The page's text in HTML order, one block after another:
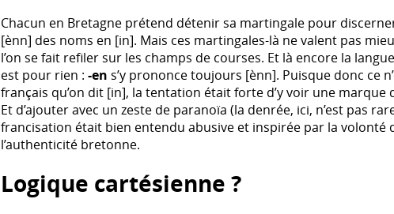
Chacun en Bretagne prétend détenir sa martingale pour
[ènn] des noms en [in]. Mais ces martingales-là ne valent pas
l’on se fait refiler sur les champs de courses. Et là encore la
est pour rien : -ens’y prononce toujours [ènn]. Puisque donc ce
français qu’on dit [in], la tentation était forte d’y voir une marque
Et d’ajouter avec un zeste de paranoïa (la denrée, ici, n’est pas
francisation était bien entendu abusive et inspirée par la volonté
l’authenticité bretonne.
Logique cartésienne ?